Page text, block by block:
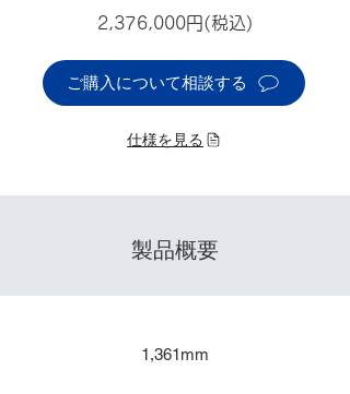
2,376,000円(税込)
ご購入について相談する
仕様を見る
製品概要
1,361mm